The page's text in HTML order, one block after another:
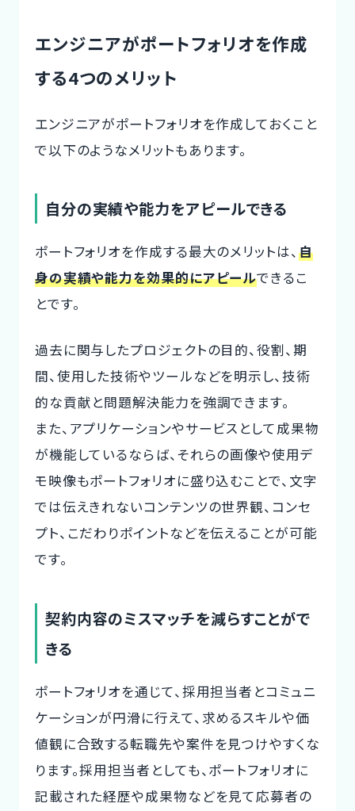
エンジニアがポートフォリオを作成
する4つのメリット
エンジニアがポートフォリオを作成しておくこと
で以下のようなメリットもあります。
自分の実績や能力をアピールできる
ポートフォリオを作成する最大のメリットは、自
身の実績や能力を効果的にアピールできるこ
とです。
過去に関与したプロジェクトの目的、役割、期
間、使用した技術やツールなどを明示し、技術
的な貢献と問題解決能力を強調できます。
また、アプリケーションやサービスとして成果物
が機能しているならば、それらの画像や使用デ
モ映像もポートフォリオに盛り込むことで、文字
では伝えきれないコンテンツの世界観、コンセ
プト、こだわりポイントなどを伝えることが可能
です。
契約内容のミスマッチを減らすことがで
きる
ポートフォリオを通じて、採用担当者とコミュニ
ケーションが円滑に行えて、求めるスキルや価
値観に合致する転職先や案件を見つけやすくな
ります。採用担当者としても、ポートフォリオに
記載された経歴や成果物などを見て応募者の